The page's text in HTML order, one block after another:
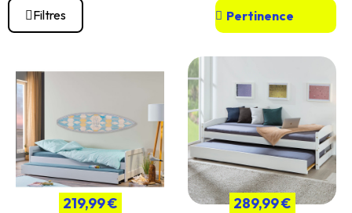
Filtres
219,99 € 289,99 €